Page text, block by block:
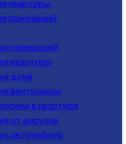
квартиры
помещений
помещений
квартиры
дома
вентиляции
в квартире
от вирусов
автомобиля